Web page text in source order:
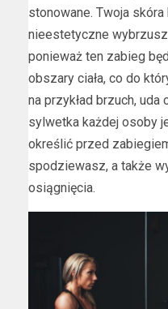
stonowane. Twoja
nieestetyczne
ponieważ ten zabieg
obszary ciała, co do
na przykład brzuch,
sylwetka każdej osoby
określić przed
spodziewasz, a także
osiągnięcia.